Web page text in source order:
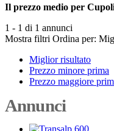
Il prezzo medio per
1 - 1 di 1 annunci
Mostra filtri Ordina per:
Miglior risultato
Prezzo minore prima
Prezzo maggiore
Annunci